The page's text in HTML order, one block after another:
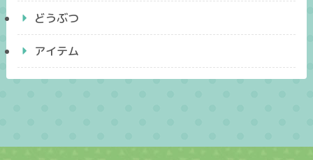
どうぶつ
アイテム